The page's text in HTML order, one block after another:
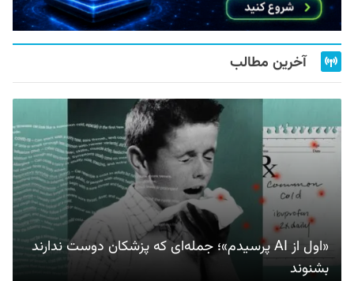
آخرین مطالب
«اول از AI پرسیدم»؛ جمله‌ای که پزشکان دوست ندارند
بشنوند